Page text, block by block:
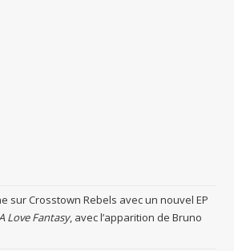
sur Crosstown Rebels avec un nouvel EP
Love Fantasy, avec l’apparition de Bruno